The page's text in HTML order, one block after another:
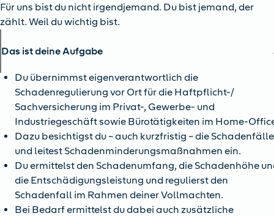
Für uns bist du nicht irgendjemand. Du bist jemand, der
zählt. Weil du wichtig bist.
Das ist deine Aufgabe
Du übernimmst eigenverantwortlich die
Schadenregulierung vor Ort für die Haftpflicht-/
Sachversicherung im Privat-, Gewerbe- und
Industriegeschäft sowie Bürotätigkeiten im Home-
Dazu besichtigst du – auch kurzfristig – die Schadenfälle
und leitest Schadenminderungsmaßnahmen ein.
Du ermittelst den Schadenumfang, die Schadenhöhe
die Entschädigungsleistung und regulierst den
Schadenfall im Rahmen deiner Vollmachten.
Bei Bedarf ermittelst du dabei auch zusätzliche